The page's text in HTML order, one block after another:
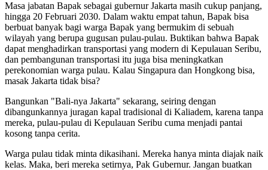
Masa jabatan Bapak sebagai gubernur Jakarta masih cukup panjang,
hingga 20 Februari 2030. Dalam waktu empat tahun, Bapak bisa
berbuat banyak bagi warga Bapak yang bermukim di sebuah
wilayah yang berupa gugusan pulau-pulau. Buktikan bahwa Bapak
dapat menghadirkan transportasi yang modern di Kepulauan Seribu,
dan pembangunan transportasi itu juga bisa meningkatkan
perekonomian warga pulau. Kalau Singapura dan Hongkong bisa,
masak Jakarta tidak bisa?
Bangunkan "Bali-nya Jakarta" sekarang, seiring dengan
dibangunkannya juragan kapal tradisional di Kaliadem, karena tanpa
mereka, pulau-pulau di Kepulauan Seribu cuma menjadi pantai
kosong tanpa cerita.
Warga pulau tidak minta dikasihani. Mereka hanya minta diajak naik
kelas. Maka, beri mereka setirnya, Pak Gubernur. Jangan buatkan